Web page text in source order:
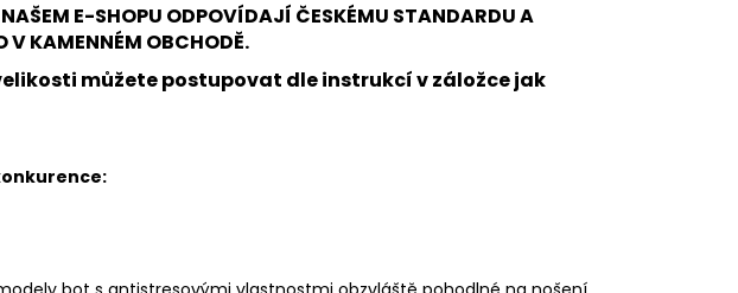
E-SHOPU ODPOVÍDAJÍ ČESKÉMU STANDARDU A
V KAMENNÉM OBCHODĚ.
můžete postupovat dle instrukcí v záložce jak